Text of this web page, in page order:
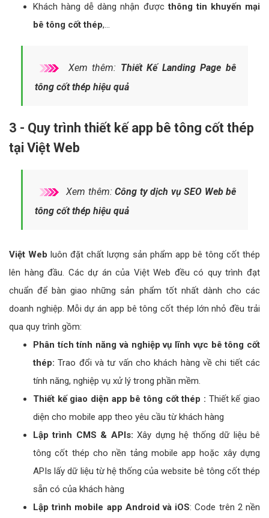
Khách hàng dễ dàng nhận đượcthông tin khuyến mại
bê tông cốt thép,…
Xem thêm: Thiết Kế Landing Page bê
tông cốt thép hiệu quả
3 - Quy trình thiết kế app bê tông cốt thép
tại Việt Web
Xem thêm:Công ty dịch vụ SEO Web bê
tông cốt thép hiệu quả
Việt Webluôn đặt chất lượng sản phẩm app bê tông cốt thép
lên hàng đầu. Các dự án của Việt Web đều có quy trình đạt
chuẩn để bàn giao những sản phẩm tốt nhất dành cho các
doanh nghiệp. Mỗi dự án app bê tông cốt thép lớn nhỏ đều trải
qua quy trình gồm:
Phân tích tính năng và nghiệp vụ lĩnh vực bê tông cốt
thép: Trao đổi và tư vấn cho khách hàng về chi tiết các
tính năng, nghiệp vụ xử lý trong phần mềm.
Thiết kế giao diện app bê tông cốt thép : Thiết kế giao
diện cho mobile app theo yêu cầu từ khách hàng
Lập trình CMS & APIs: Xây dựng hệ thống dữ liệu bê
tông cốt thép cho nền tảng mobile app hoặc xây dựng
APIs lấy dữ liệu từ hệ thống của website bê tông cốt thép
sẵn có của khách hàng
Lập trình mobile app Android và iOS: Code trên 2 nền